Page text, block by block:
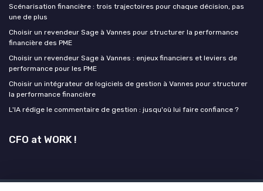
Scénarisation financière : trois trajectoires pour chaque décision, pas
une de plus
Choisir un revendeur Sage à Vannes pour structurer la performance
financière des PME
Choisir un revendeur Sage à Vannes : enjeux financiers et leviers de
performance pour les PME
Choisir un intégrateur de logiciels de gestion à Vannes pour structurer
la performance financière
L'IA rédige le commentaire de gestion : jusqu'où lui faire confiance ?
CFO at WORK !